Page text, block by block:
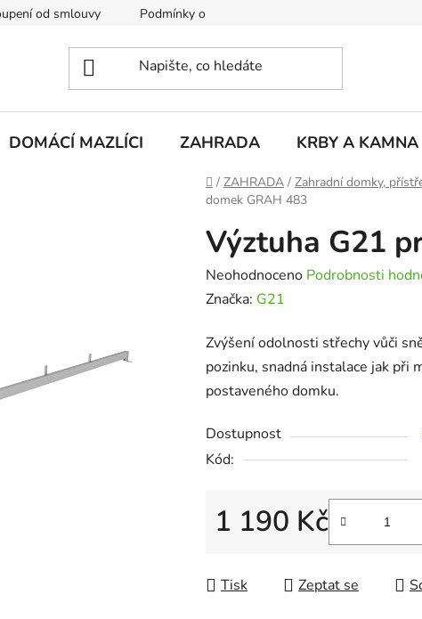
od smlouvy Podmínky ochrany osobních údajů
DOMÁCÍ MAZLÍCI ZAHRADA KRBY A KAMNA
Domů
/ ZAHRADA / Zahradní domky,
domek GRAH 483
Výztuha G21
Průměrné
hodnocení
je
0,0
z
hvězdiček.
Neohodnoceno Podrobnosti
Značka: G21
Zvýšení odolnosti střechy vůči
pozinku, snadná instalace jak při
postaveného domku.
Dostupnost
Kód:
1 190 Kč
Tisk Zeptat se